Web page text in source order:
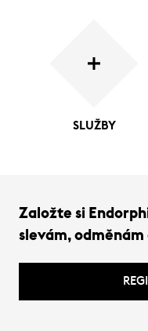
SLUŽBY
Založte si
slevám,